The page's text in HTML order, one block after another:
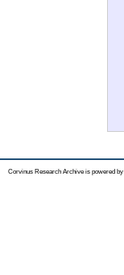
Corvinus Research Archive is powered by